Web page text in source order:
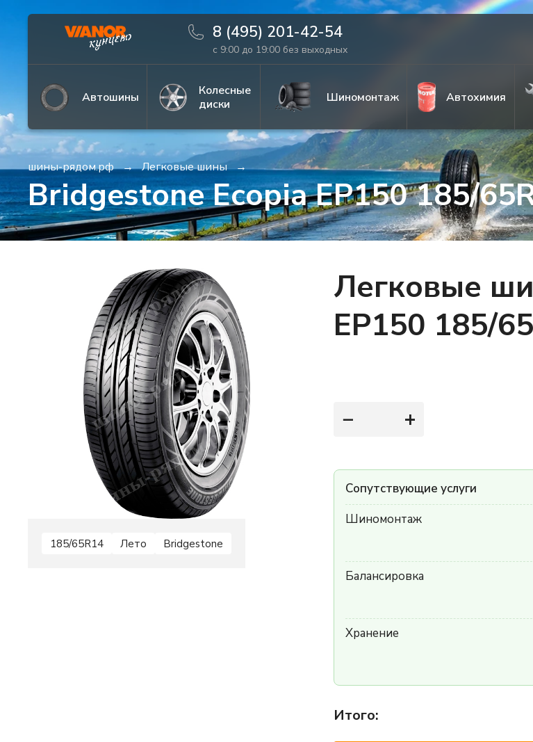
8 (495) 201-42-54
с 9:00 до 19:00 без выходных
Автошины
Колесные
диски
Шиномонтаж Автохимия
шины-рядом.рф Легковые шины
Bridgestone Ecopia EP150 185/
185/65R14 Лето Bridgestone
Легковые
EP150 185/
− +
Сопутствующие услуги
Шиномонтаж
Балансировка
Хранение
Итого:
Информация Фото товара